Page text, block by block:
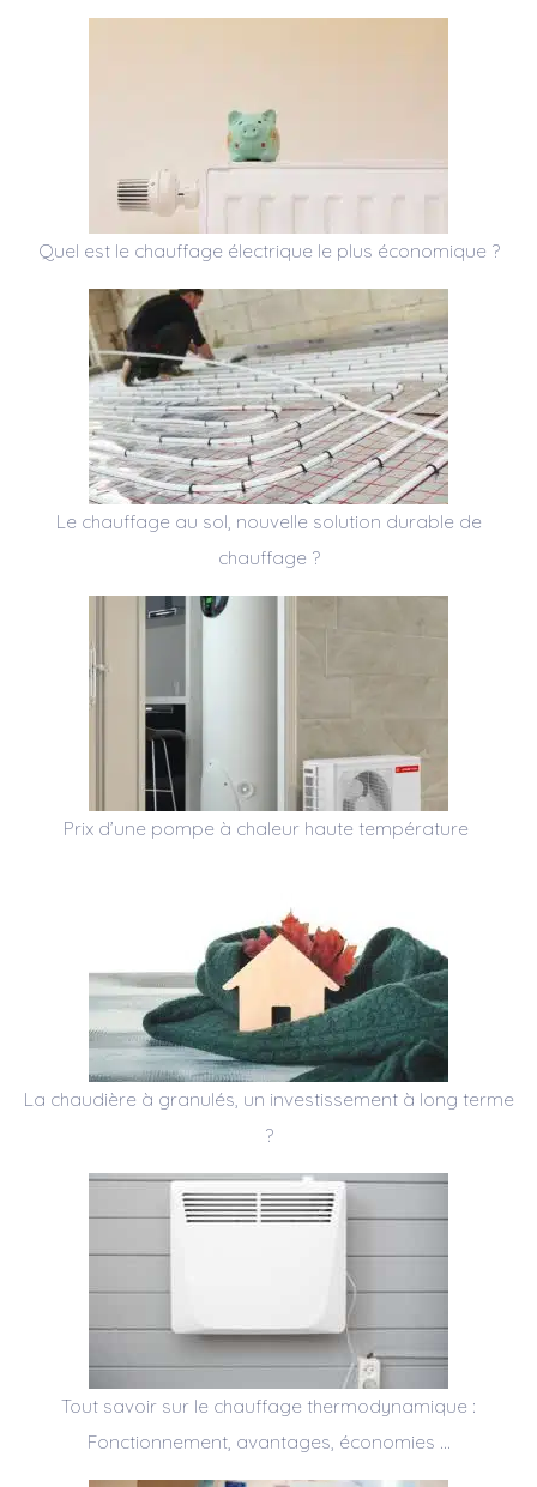
Quel est le chauffage électrique le plus économique ?
Le chauffage au sol, nouvelle solution durable de
chauffage ?
Prix d’une pompe à chaleur haute température
La chaudière à granulés, un investissement à long terme
?
Tout savoir sur le chauffage thermodynamique :
Fonctionnement, avantages, économies …